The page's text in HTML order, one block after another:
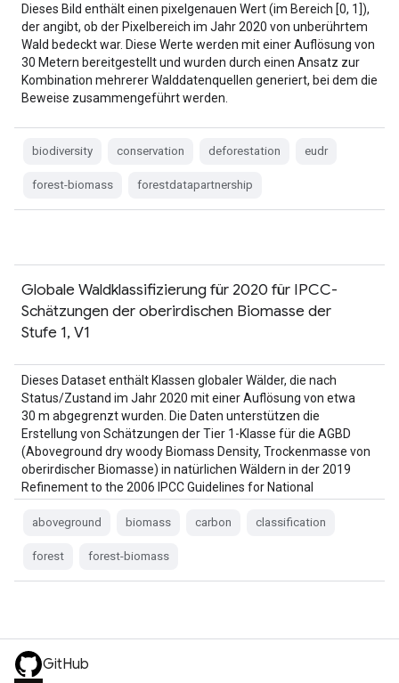
Dieses Bild enthält einen pixelgenauen Wert (im Bereich [0, 1]),
der angibt, ob der Pixelbereich im Jahr 2020 von unberührtem
Wald bedeckt war. Diese Werte werden mit einer Auflösung von
30 Metern bereitgestellt und wurden durch einen Ansatz zur
Kombination mehrerer Walddatenquellen generiert, bei dem die
Beweise zusammengeführt werden.
biodiversity conservation deforestation eudr
forest-biomass forestdatapartnership
Globale Waldklassifizierung für 2020 für IPCC-
Schätzungen der oberirdischen Biomasse der
Stufe 1, V1
Dieses Dataset enthält Klassen globaler Wälder, die nach
Status/Zustand im Jahr 2020 mit einer Auflösung von etwa
30 m abgegrenzt wurden. Die Daten unterstützen die
Erstellung von Schätzungen der Tier 1-Klasse für die AGBD
(Aboveground dry woody Biomass Density, Trockenmasse von
oberirdischer Biomasse) in natürlichen Wäldern in der 2019
Refinement to the 2006 IPCC Guidelines for National
aboveground biomass carbon classification
forest forest-biomass
GitHub